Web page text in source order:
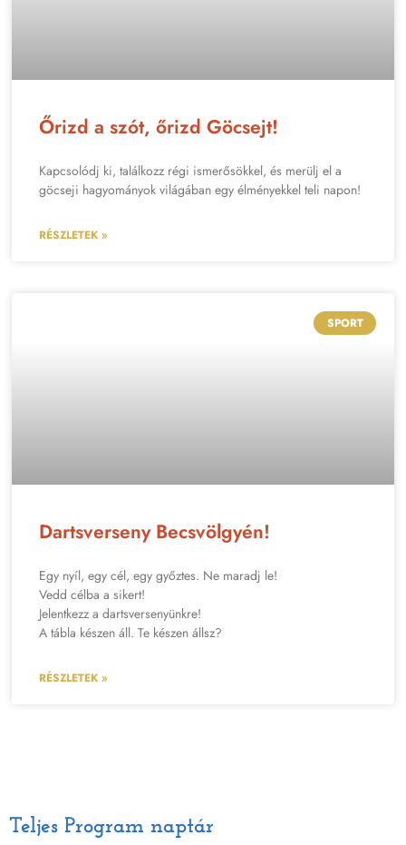
Őrizd a szót, őrizd Göcsejt!
Kapcsolódj ki, találkozz régi ismerősökkel, és merülj el a
göcseji hagyományok világában egy élményekkel teli napon!
RÉSZLETEK »
SPORT
Dartsverseny Becsvölgyén!
Egy nyíl, egy cél, egy győztes. Ne maradj le!
Vedd célba a sikert!
Jelentkezz a dartsversenyünkre!
A tábla készen áll. Te készen állsz?
RÉSZLETEK »
Teljes Program naptár